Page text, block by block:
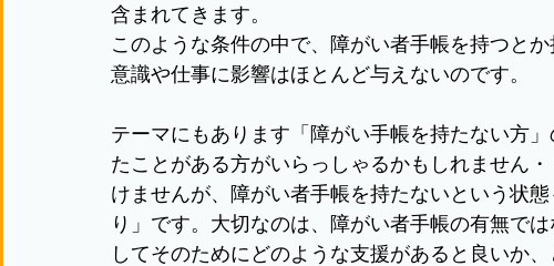
含まれてきます。
このような条件の中で、障がい者手帳を持つと
意識や仕事に影響はほとんど与えないのです。
テーマにもあります「障がい手帳を持たない方
たことがある方がいらっしゃるかもしれません
けませんが、障がい者手帳を持たないという状
り」です。大切なのは、障がい者手帳の有無で
してそのためにどのような支援があると良いか